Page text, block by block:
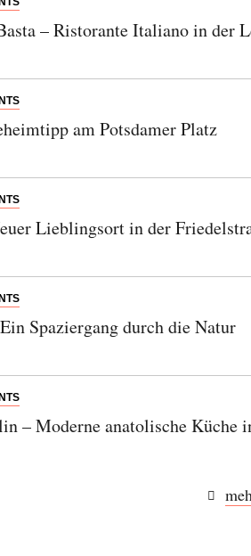
– Ristorante Italiano in der
am Potsdamer Platz
Lieblingsort in der
Spaziergang durch die Natur
– Moderne anatolische Küche